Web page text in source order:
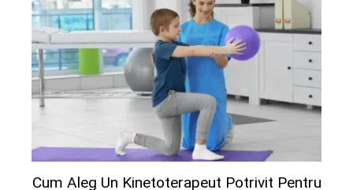
Cum Aleg Un Kinetoterapeut Potrivit Pentru